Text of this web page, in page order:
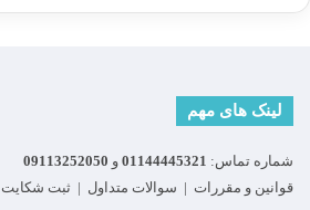
لینک های مهم
شماره تماس: 01144445321 و 09113252050
قوانین و مقررات | سوالات متداول | ثبت شکایت